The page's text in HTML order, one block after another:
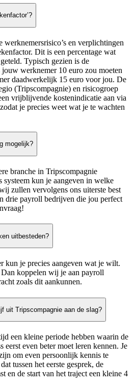
en verplichtingen
Dit is een percentage wat
Typisch gezien is de
werknemer 10 euro zou moeten
daadwerkelijk 15 euro voor jou. De
(Tripscompagnie) en risicogroep
vrijblijvende kostenindicatie aan via
je precies weet wat je te wachten
mogelijk?
branche in Tripscompagnie
kun je aangeven in welke
zullen vervolgens ons uiterste best
drie payroll bedrijven die jou perfect
uitbesteden?
kun je precies aangeven wat je wilt.
koppelen wij je aan payroll
zoals dit aankunnen.
uit Tripscompagnie aan de slag?
een kleine periode hebben waarin de
even beter moet leren kennen. Je
om even persoonlijk kennis te
tussen het eerste gesprek, de
en de start van het traject een kleine 4